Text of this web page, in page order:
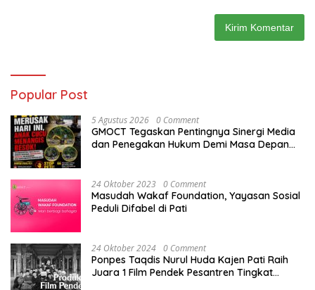
Popular Post
5 Agustus 2026 0 Comment
GMOCT Tegaskan Pentingnya Sinergi Media
dan Penegakan Hukum Demi Masa Depan
24 Oktober 2023 0 Comment
Masudah Wakaf Foundation, Yayasan Sosial
Peduli Difabel di Pati
24 Oktober 2024 0 Comment
Ponpes Taqdis Nurul Huda Kajen Pati Raih
Juara 1 Film Pendek Pesantren Tingkat